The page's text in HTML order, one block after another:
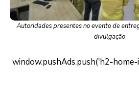
Autoridades presentes no evento de
divulgação